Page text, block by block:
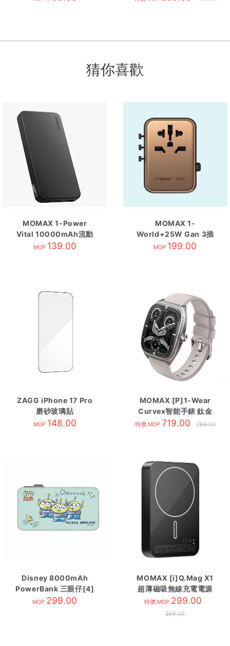
猜你喜歡
MOMAX 1-Power
Vital 10000mAh流動
電源 黑
MOP 139.00
MOMAX 1-
World+25W Gan 3插
口+旅行充電插座 金色
MOP 199.00
ZAGG iPhone 17 Pro
磨砂玻璃貼
MOP 148.00
MOMAX [P]1-Wear
Curvex智能手錶 鈦金
特價 MOP 719.00 799.00
Disney 8000mAh
PowerBank 三眼仔[4]
MOP 299.00
MOMAX [i]Q.Mag X1
超薄磁吸無線充電電源
10000mAh 黑
特價 MOP 299.00
369.00